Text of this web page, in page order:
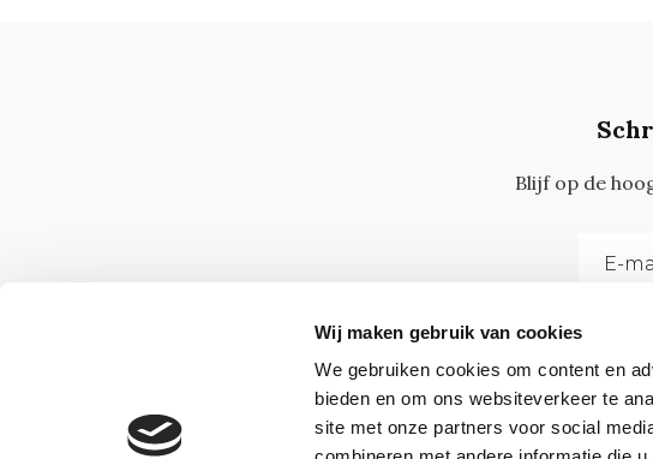
Wij maken gebruik van cookies
We gebruiken cookies om content en
bieden en om ons websiteverkeer te
site met onze partners voor social
Blijf op de